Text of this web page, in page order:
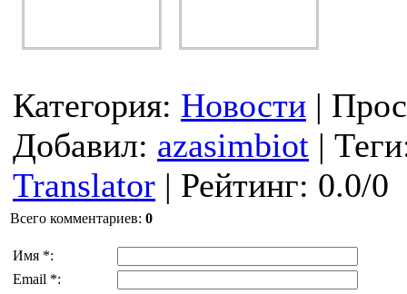
Категория: Новости |
Добавил: azasimbiot | Теги
Translator | Рейтинг: 0.0/0
Всего комментариев: 0
Имя *:
Email *: